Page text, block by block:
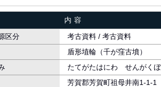
内容
区分
考古資料 / 考古資料
盾形埴輪（千が窪古墳）
たてがたはにわ せんがく
芳賀郡芳賀町祖母井南1-1-1